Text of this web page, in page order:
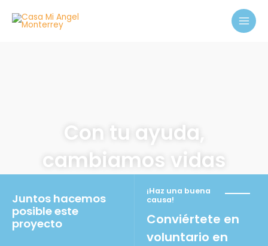
contenido
Con tu ayuda,
cambiamos vidas
¡Haz una buena
causa!
Conviértete en
voluntario en
Juntos hacemos
posible este
proyecto